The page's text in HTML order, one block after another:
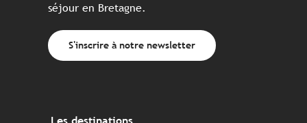
séjour en Bretagne.
S'inscrire à notre newsletter